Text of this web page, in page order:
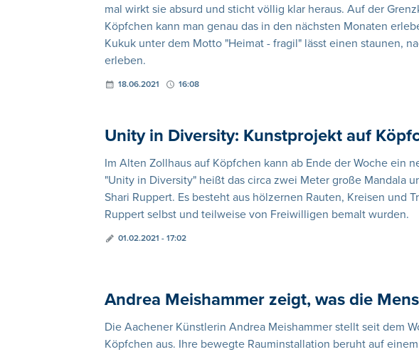
mal wirkt sie absurd und sticht völlig klar heraus. Auf der
Köpfchen kann man genau das in den nächsten Monaten
Kukuk unter dem Motto "Heimat - fragil" lässt einen staunen,
erleben.
18.06.2021 16:08
Unity in Diversity: Kunstprojekt auf
Im Alten Zollhaus auf Köpfchen kann ab Ende der Woche ein
"Unity in Diversity" heißt das circa zwei Meter große Mandala
Shari Ruppert. Es besteht aus hölzernen Rauten, Kreisen und
Ruppert selbst und teilweise von Freiwilligen bemalt wurden.
01.02.2021 - 17:02
Andrea Meishammer zeigt, was die
Die Aachener Künstlerin Andrea Meishammer stellt seit dem
Köpfchen aus. Ihre bewegte Rauminstallation beruht auf